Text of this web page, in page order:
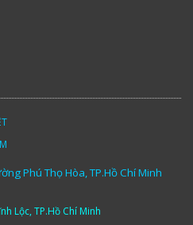
Phú Thọ Hòa, TP.Hồ Chí Minh
Lộc, TP.Hồ Chí Minh